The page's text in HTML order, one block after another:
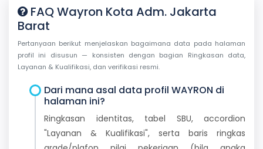
FAQ Wayron Kota Adm. Jakarta
Barat
Pertanyaan berikut menjelaskan bagaimana data pada halaman
profil ini disusun — konsisten dengan bagian Ringkasan data,
Layanan & Kualifikasi, dan verifikasi resmi.
Dari mana asal data profil WAYRON di
halaman ini?
Ringkasan identitas, tabel SBU, accordion
"Layanan & Kualifikasi", serta baris ringkas